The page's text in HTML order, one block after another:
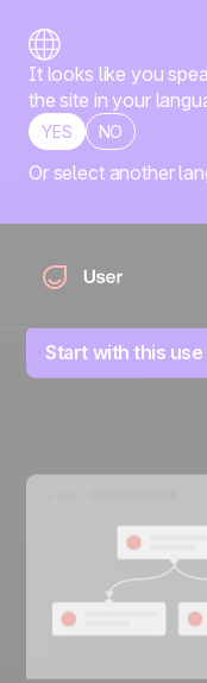
It looks like you
the site in your
YES NO
Or select another
Aumenta i rinnovi
Start with this use